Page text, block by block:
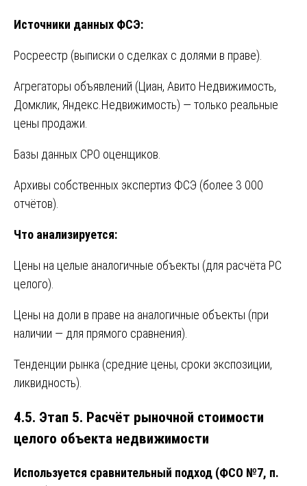
Источники данных ФСЭ:
Росреестр (выписки о сделках с долями в праве).
Агрегаторы объявлений (Циан, Авито Недвижимость,
Домклик, Яндекс.Недвижимость) — только реальные
цены продажи.
Базы данных СРО оценщиков.
Архивы собственных экспертиз ФСЭ (более 3 000
отчётов).
Что анализируется:
Цены на целые аналогичные объекты (для расчёта РС
целого).
Цены на доли в праве на аналогичные объекты (при
наличии — для прямого сравнения).
Тенденции рынка (средние цены, сроки экспозиции,
ликвидность).
4.5. Этап 5. Расчёт рыночной стоимости
целого объекта недвижимости
Используется сравнительный подход (ФСО №7, п.